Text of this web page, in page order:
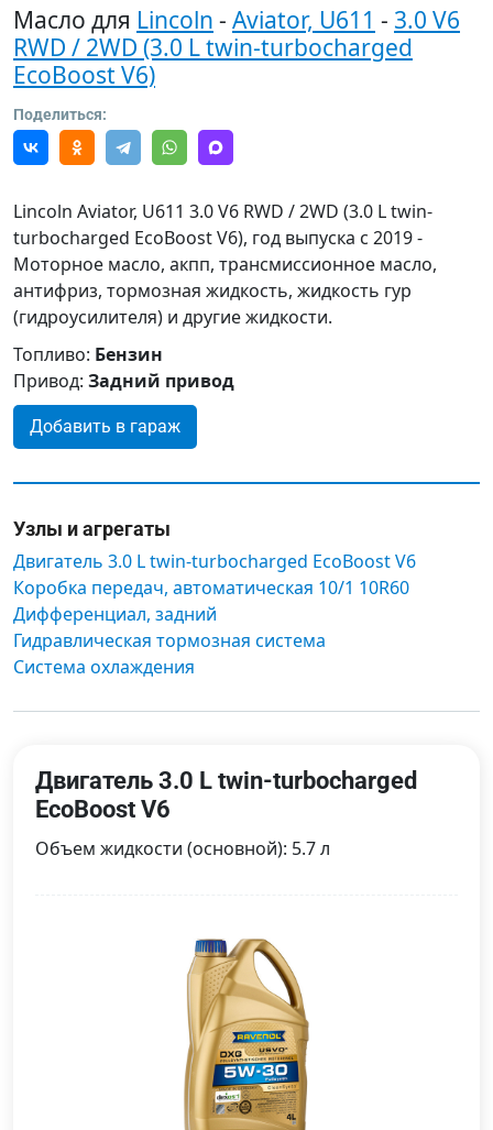
Масло для Lincoln - Aviator, U611 - 3.0 V6
RWD / 2WD (3.0 L twin-turbocharged
EcoBoost V6)
Поделиться:
Lincoln Aviator, U611 3.0 V6 RWD / 2WD (3.0 L twin-
turbocharged EcoBoost V6), год выпуска с 2019 -
Моторное масло, акпп, трансмиссионное масло,
антифриз, тормозная жидкость, жидкость гур
(гидроусилителя) и другие жидкости.
Топливо: Бензин
Привод: Задний привод
Добавить в гараж
Узлы и агрегаты
Двигатель 3.0 L twin-turbocharged EcoBoost V6
Коробка передач, автоматическая 10/1 10R60
Дифференциал, задний
Гидравлическая тормозная система
Система охлаждения
Двигатель 3.0 L twin-turbocharged
EcoBoost V6
Объем жидкости (основной): 5.7 л